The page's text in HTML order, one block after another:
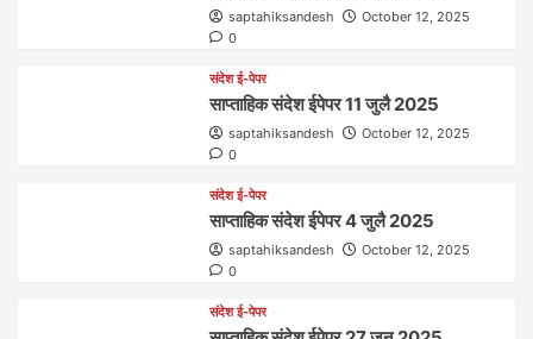
saptahiksandesh
October 12, 2025
0
संदेश ई-पेपर
साप्ताहिक संदेश ईपेपर 11 जुलै 2025
saptahiksandesh
October 12, 2025
0
संदेश ई-पेपर
साप्ताहिक संदेश ईपेपर 4 जुलै 2025
saptahiksandesh
October 12, 2025
0
संदेश ई-पेपर